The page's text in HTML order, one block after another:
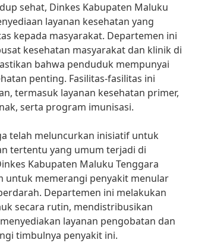
sehat, Dinkes Kabupaten Maluku
layanan kesehatan yang
kepada masyarakat. Departemen ini
kesehatan masyarakat dan klinik di
bahwa penduduk mempunyai
penting. Fasilitas-fasilitas ini
termasuk layanan kesehatan primer,
serta program imunisasi.
telah meluncurkan inisiatif untuk
tertentu yang umum terjadi di
Kabupaten Maluku Tenggara
untuk memerangi penyakit menular
Departemen ini melakukan
secara rutin, mendistribusikan
layanan pengobatan dan
timbulnya penyakit ini.